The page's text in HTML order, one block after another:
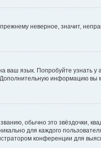
неверное, значит,
ваш язык. Попробуйте узнать
информацию
обычно это звёздочки,
для каждого
конференции для